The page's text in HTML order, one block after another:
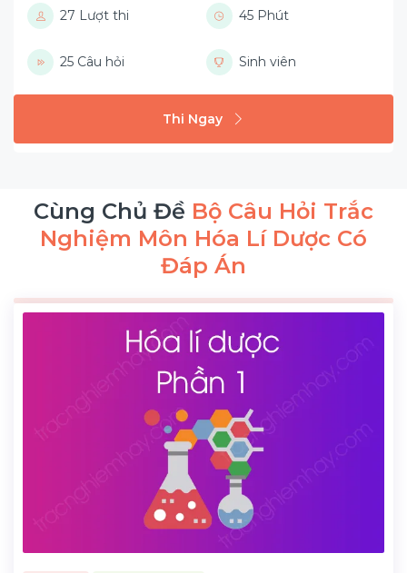
27 Lượt thi 45 Phút
25 Câu hỏi Sinh viên
Thi Ngay
Cùng Chủ Đề Bộ Câu Hỏi Trắc
Nghiệm Môn Hóa Lí Dược Có
Đáp Án